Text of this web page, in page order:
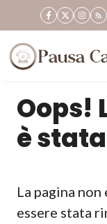
al
contenuto
Oops!
è
La pagina
essere stata